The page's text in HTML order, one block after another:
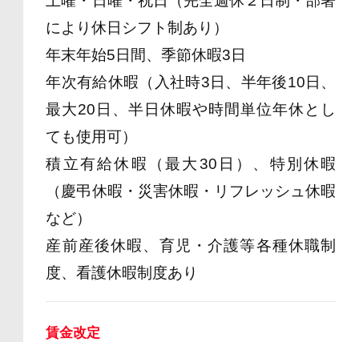
により休日シフト制あり）
年末年始5日間、季節休暇3日
年次有給休暇（入社時3日、半年後10日、
最大20日、半日休暇や時間単位年休とし
ても使用可）
積立有給休暇（最大30日）、特別休暇
（慶弔休暇・災害休暇・リフレッシュ休暇
など）
産前産後休暇、育児・介護等各種休職制
度、看護休暇制度あり
賃金改定